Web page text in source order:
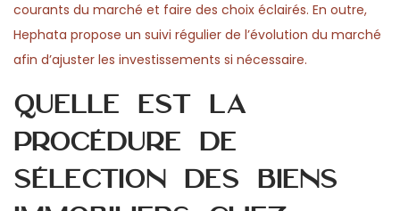
courants du marché et faire des choix éclairés. En outre,
Hephata propose un suivi régulier de l’évolution du marché
afin d’ajuster les investissements si nécessaire.
Quelle est la
procédure de
sélection des biens